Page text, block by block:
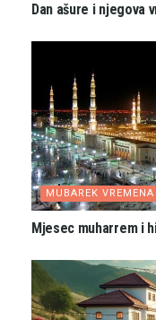
Dan ašure i njegova
MUBAREK VREMENA
Mjesec muharrem i